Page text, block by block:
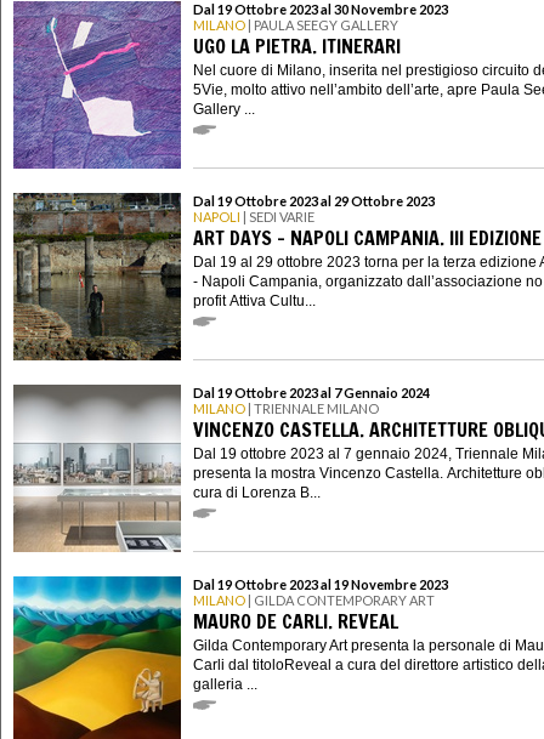
Dal 19 Ottobre 2023 al 30 Novembre 2023
MILANO | PAULA SEEGY GALLERY
UGO LA PIETRA. ITINERARI
Nel cuore di Milano, inserita nel prestigioso circuito
5Vie, molto attivo nell’ambito dell’arte, apre Paula
Gallery ...
Dal 19 Ottobre 2023 al 29 Ottobre 2023
NAPOLI | SEDI VARIE
ART DAYS - NAPOLI CAMPANIA. III EDIZIONE
Dal 19 al 29 ottobre 2023 torna per la terza edizione
- Napoli Campania, organizzato dall’associazione no
profit Attiva Cultu...
Dal 19 Ottobre 2023 al 7 Gennaio 2024
MILANO | TRIENNALE MILANO
VINCENZO CASTELLA. ARCHITETTURE
Dal 19 ottobre 2023 al 7 gennaio 2024, Triennale
presenta la mostra Vincenzo Castella. Architetture
cura di Lorenza B...
Dal 19 Ottobre 2023 al 19 Novembre 2023
MILANO | GILDA CONTEMPORARY ART
MAURO DE CARLI. REVEAL
Gilda Contemporary Art presenta la personale di
Carli dal titoloReveal a cura del direttore artistico
galleria ...